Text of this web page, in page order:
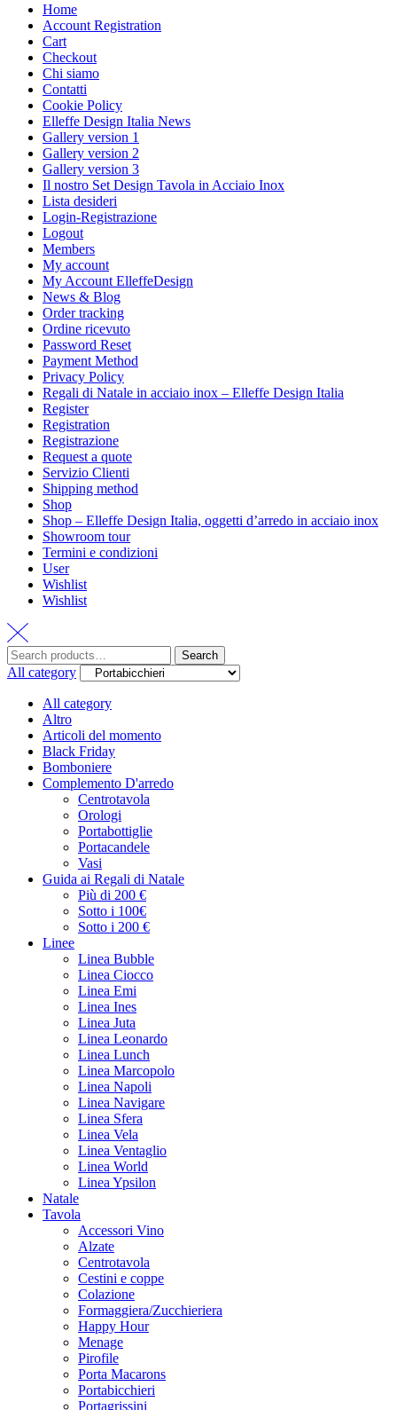
Home
Account Registration
Cart
Checkout
Chi siamo
Contatti
Cookie Policy
Elleffe Design Italia News
Gallery version 1
Gallery version 2
Gallery version 3
Il nostro Set Design Tavola in Acciaio Inox
Lista desideri
Login-Registrazione
Logout
Members
My account
My Account ElleffeDesign
News & Blog
Order tracking
Ordine ricevuto
Password Reset
Payment Method
Privacy Policy
Regali di Natale in acciaio inox – Elleffe Design Italia
Register
Registration
Registrazione
Request a quote
Servizio Clienti
Shipping method
Shop
Shop – Elleffe Design Italia, oggetti d’arredo in acciaio inox
Showroom tour
Termini e condizioni
User
Wishlist
Wishlist
Search
All category
All category
Altro
Articoli del momento
Black Friday
Bomboniere
Complemento D'arredo
Centrotavola
Orologi
Portabottiglie
Portacandele
Vasi
Guida ai Regali di Natale
Più di 200 €
Sotto i 100€
Sotto i 200 €
Linee
Linea Bubble
Linea Ciocco
Linea Emi
Linea Ines
Linea Juta
Linea Leonardo
Linea Lunch
Linea Marcopolo
Linea Napoli
Linea Navigare
Linea Sfera
Linea Vela
Linea Ventaglio
Linea World
Linea Ypsilon
Natale
Tavola
Accessori Vino
Alzate
Centrotavola
Cestini e coppe
Colazione
Formaggiera/Zucchieriera
Happy Hour
Menage
Pirofile
Porta Macarons
Portabicchieri
Portagrissini